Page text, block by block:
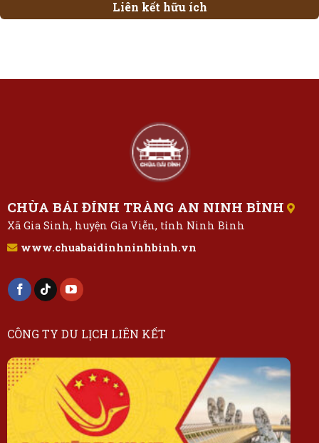
Liên kết hữu ích
CHÙA BÁI ĐÍNH TRÀNG AN NINH BÌNH
Xã Gia Sinh, huyện Gia Viễn, tỉnh Ninh Bình
www.chuabaidinhninhbinh.vn
CÔNG TY DU LỊCH LIÊN KẾT